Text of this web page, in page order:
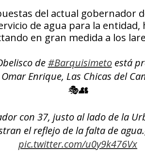
del actual gobernador
de agua para la
en gran medida a los
de#Barquisimetoestá
Enrique, Las Chicas del
🎭👥
con 37, justo al lado de la
el reflejo de la falta de agua.
pic.twitter.com/u0y9k476Vx